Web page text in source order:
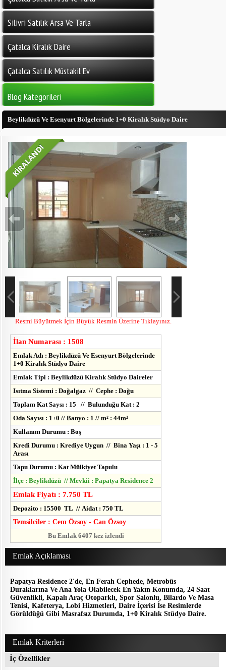
Silivri Satılık Arsa Ve Tarla
Çatalca Kiralık Daire
Çatalca Satılık Müstakil Ev
Blog Kategorileri
Beylikdüzü Ve Esenyurt Bölgelerinde 1+0 Kiralık Stüdyo Daire
Resmi Büyütmek İçin Büyük Resmin Üzerine Tıklayınız.
İlan Numarası : 1508
Emlak Adı : Beylikdüzü Ve Esenyurt Bölgelerinde
1+0 Kiralık Stüdyo Daire
Emlak Tipi : Beylikdüzü Kiralık Stüdyo Daireler
Isıtma Sistemi : Doğalgaz // Cephe : Doğu
Toplam Kat Saysı : 15 // Bulunduğu Kat : 2
Oda Sayısı : 1+0 // Banyo : 1 // m² : 44m²
Kullanım Durumu : Boş
Kredi Durumu : Krediye Uygun // Bina Yaşı : 1 - 5
Arası
Tapu Durumu : Kat Mülkiyet Tapulu
İlçe : Beylikdüzü // Mevkii : Papatya Residence 2
Emlak Fiyatı : 7.750 TL
Depozito : 15500 TL // Aidat : 750 TL
Temsilciler : Cem Özsoy - Can Özsoy
Bu Emlak 6407 kez izlendi
Emlak Açıklaması
Papatya Residence 2'de, En Ferah Cephede, Metrobüs
Duraklarına Ve Ana Yola Olabilecek En Yakın Konumda, 24 Saat
Güvenlikli, Kapalı Araç Otoparklı, Spor Salonlu, Bilardo Ve Masa
Tenisi, Kafeterya, Lobi Hizmetleri, Daire İçerisi İse Resimlerde
Görüldüğü Gibi Masrafsız Durumda, 1+0 Kiralık Stüdyo Daire.
Emlak Kriterleri
İç Özellikler